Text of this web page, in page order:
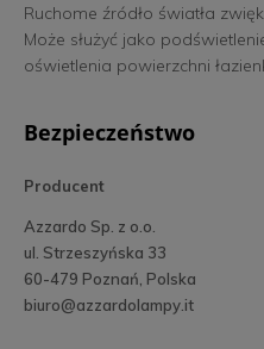
Ruchome źródło światła
Może służyć jako
oświetlenia powierzchni
Bezpieczeństwo
Producent
Azzardo Sp. z o.o.
ul. Strzeszyńska 33
60-479 Poznań, Polska
biuro@azzardolampy.it